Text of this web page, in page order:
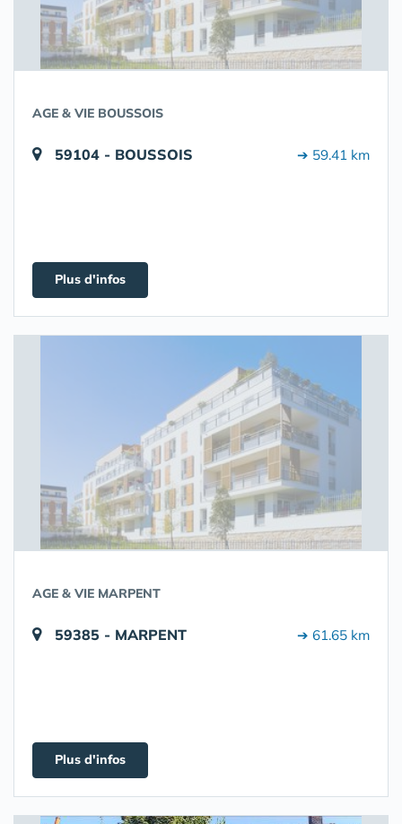
AGE & VIE BOUSSOIS
59104 - BOUSSOIS ➔ 59.41 km
Plus d'infos
AGE & VIE MARPENT
59385 - MARPENT ➔ 61.65 km
Plus d'infos